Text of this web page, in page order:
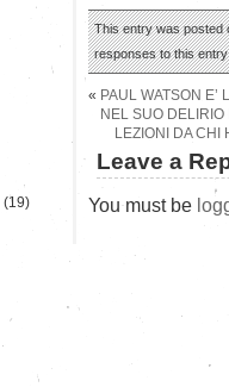
This entry was posted
responses to this
« PAUL WATSON E’
NEL SUO
LEZIONI DA CHI
Leave a
You must be
(19)